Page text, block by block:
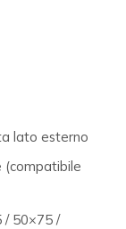
lato esterno
(compatibile
/ 50×75 /